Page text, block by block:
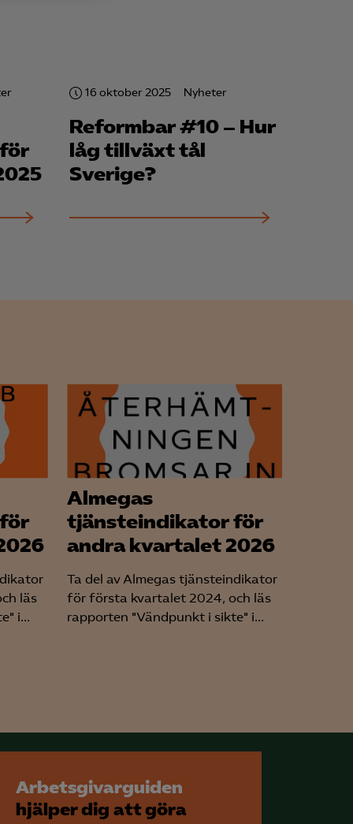
att kunna
16 oktober 2025 Nyheter
Reformbar #10 – Hur
låg tillväxt tål
Sverige?
läs
i...
Almegas
tjänsteindikator för
andra kvartalet 2026
Ta del av Almegas tjänsteindikator
för första kvartalet 2024, och läs
rapporten "Vändpunkt i sikte" i...
Arbetsgivarguiden
hjälper dig att göra